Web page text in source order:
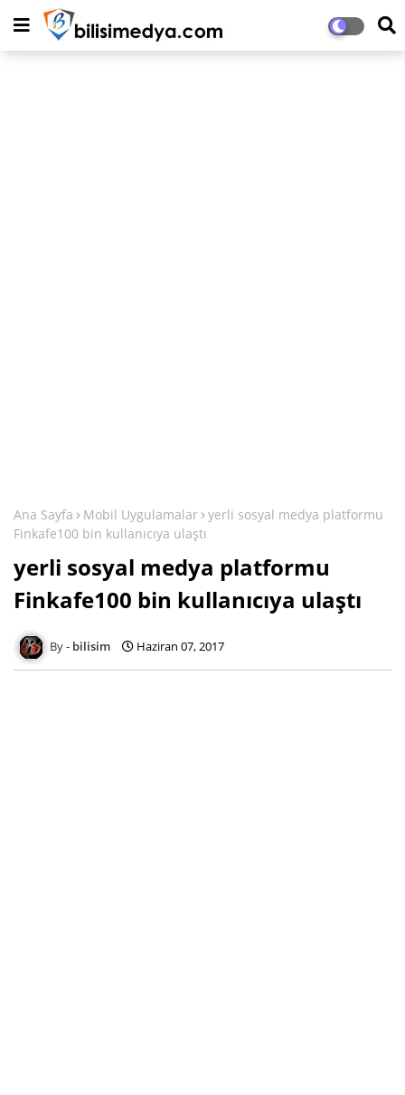
Ana Sayfa Mobil Uygulamalar yerli sosyal medya platformu
Finkafe100 bin kullanıcıya ulaştı
yerli sosyal medya platformu
Finkafe100 bin kullanıcıya ulaştı
bilisim Haziran 07, 2017